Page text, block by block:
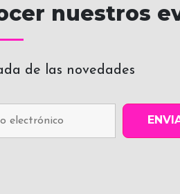
nuestros
de las novedades